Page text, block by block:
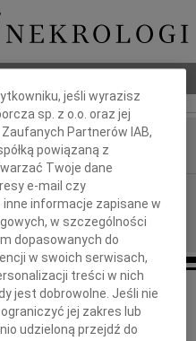
smutkiem i żalem przyjęliśmy
wiadomość o śmierci
jeśli wyrazisz
sp. z o.o. oraz jej
] Zaufanych Partnerów IAB,
powiązaną z
Twoje dane
e-mail czy
informacje zapisane w
w szczególności
dopasowanych do
w swoich serwisach,
treści w nich
jest dobrowolne. Jeśli nie
jej zakres lub
udzieloną przejdź do